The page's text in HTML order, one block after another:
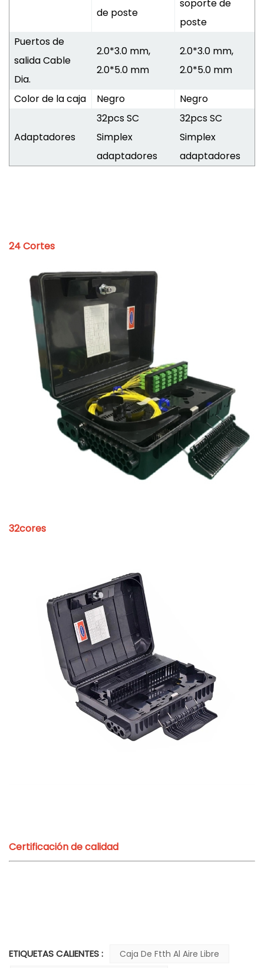
de poste
soporte de
poste
Puertos de
salida Cable
Dia.
2.0*3.0 mm,
2.0*5.0 mm
2.0*3.0 mm,
2.0*5.0 mm
Color de la caja Negro Negro
Adaptadores
32pcs SC
Simplex
adaptadores
32pcs SC
Simplex
adaptadores
24 Cortes
32cores
Certificación de calidad
ETIQUETAS CALIENTES :
Caja De Ftth Al Aire Libre